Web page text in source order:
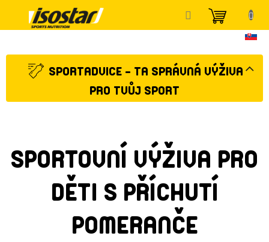
obsah
KOŠÍK
SPORTADVICE - TA SPRÁVNÁ VÝŽIVA
PRO TVŮJ SPORT
SPORTOVNÍ VÝŽIVA PRO
DĚTI S PŘÍCHUTÍ
POMERANČE